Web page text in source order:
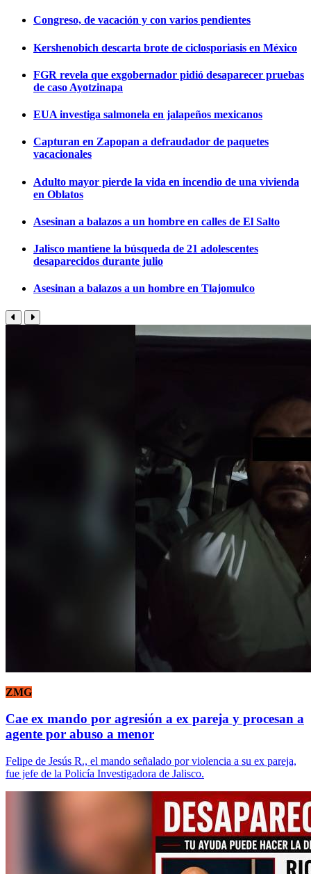
Congreso, de vacación y con varios pendientes
Kershenobich descarta brote de ciclosporiasis en México
FGR revela que exgobernador pidió desaparecer pruebas
de caso Ayotzinapa
EUA investiga salmonela en jalapeños mexicanos
Capturan en Zapopan a defraudador de paquetes
vacacionales
Adulto mayor pierde la vida en incendio de una vivienda
en Oblatos
Asesinan a balazos a un hombre en calles de El Salto
Jalisco mantiene la búsqueda de 21 adolescentes
desaparecidos durante julio
Asesinan a balazos a un hombre en Tlajomulco
ZMG
Cae ex mando por agresión a ex pareja y procesan a
agente por abuso a menor
Felipe de Jesús R., el mando señalado por violencia a su ex pareja,
fue jefe de la Policía Investigadora de Jalisco.